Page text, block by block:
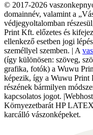
© 2017-2026
domainnév, valamint a
védjegyoltalomban
Print Kft. előzetes és
ellenkező esetben jogi
személlyel szemben. | A
(így különösen: szöveg,
grafika, fotók) a Wuwu
képezik, így a Wuwu Print
részének bármilyen
kapcsolatos jogot.
Környezetbarát HP
karcálló vászonképeket.